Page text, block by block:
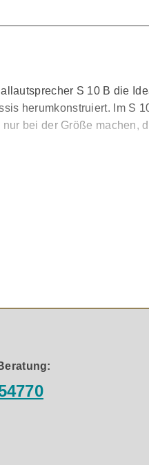
S 10 B die
herumkonstruiert. Im S
bei der Größe machen,